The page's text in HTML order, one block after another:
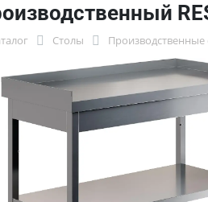
Столы Производственные